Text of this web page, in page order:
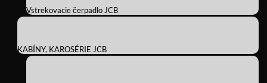
Vstrekovacie čerpadlo JCB
KABÍNY, KAROSÉRIE JCB